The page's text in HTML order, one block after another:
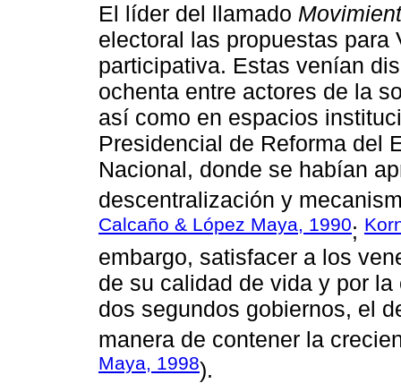
El líder del llamado
electoral las propuestas para
participativa. Estas venían
ochenta entre actores de la
así como en espacios
Presidencial de Reforma del
Nacional, donde se habían
descentralización y
Calcaño & López Maya, 1990;
embargo, satisfacer a los
de su calidad de vida y por
dos segundos gobiernos, el
manera de contener la
Maya, 1998).